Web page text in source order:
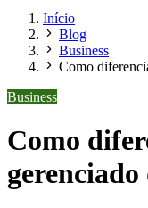
Início
Blog
Business
Como
Business
Como